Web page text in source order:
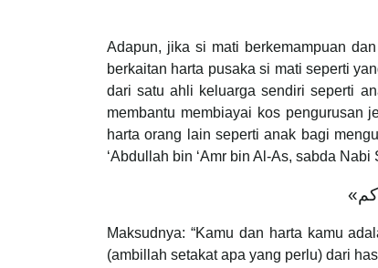
Adapun, jika si mati berkemampuan
berkaitan harta pusaka si mati seperti
dari satu ahli keluarga sendiri seperti
membantu membiayai kos pengurusan
harta orang lain seperti anak bagi
‘Abdullah bin ‘Amr bin Al-As, sabda Nabi
Maksudnya: “Kamu dan harta kamu
(ambillah setakat apa yang perlu) dari